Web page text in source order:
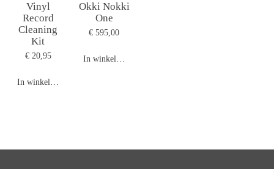
Vinyl
Record
Cleaning
Kit
€ 20,95
In winkelwagen
Okki Nokki
One
€ 595,00
In winkelwagen